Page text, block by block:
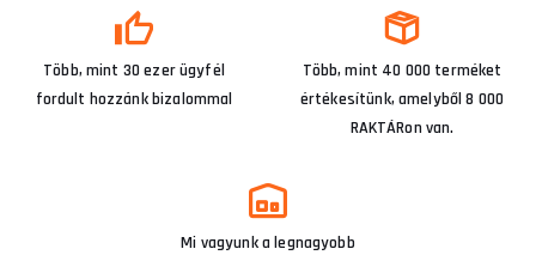
Több, mint 30 ezer ügyfél
fordult hozzánk bizalommal
Több, mint 40 000 terméket
értékesítünk, amelyből 8 000
RAKTÁRon van.
Mi vagyunk a legnagyobb